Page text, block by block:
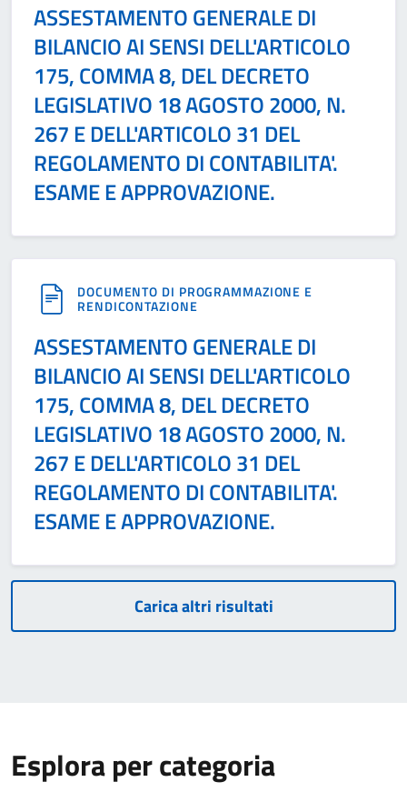
ASSESTAMENTO GENERALE DI
BILANCIO AI SENSI DELL'ARTICOLO
175, COMMA 8, DEL DECRETO
LEGISLATIVO 18 AGOSTO 2000, N.
267 E DELL'ARTICOLO 31 DEL
REGOLAMENTO DI CONTABILITA'.
ESAME E APPROVAZIONE.
DOCUMENTO DI PROGRAMMAZIONE E
RENDICONTAZIONE
ASSESTAMENTO GENERALE DI
BILANCIO AI SENSI DELL'ARTICOLO
175, COMMA 8, DEL DECRETO
LEGISLATIVO 18 AGOSTO 2000, N.
267 E DELL'ARTICOLO 31 DEL
REGOLAMENTO DI CONTABILITA'.
ESAME E APPROVAZIONE.
Carica altri risultati
Esplora per categoria